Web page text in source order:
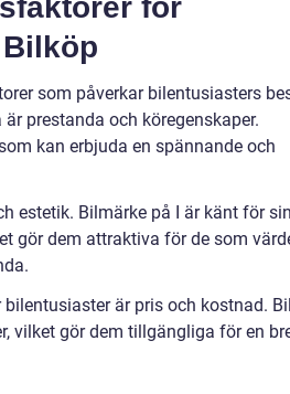
för
som påverkar bilentusiasters
prestanda och köregenskaper.
kan erbjuda en spännande och
estetik. Bilmärke på I är känt för
gör dem attraktiva för de som
är pris och kostnad.
vilket gör dem tillgängliga för en